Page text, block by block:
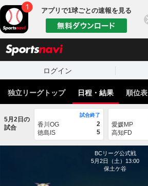
アプリで1球ごとの速報を見る
ログイン
独立リーグトップ 日程・結果 順位表
5月2日の
試合
試合終了
香川OG
2
徳島IS
5
愛媛MP
高知FD
BCリーグ公式戦
5月2日（土）13:00
保土ケ谷